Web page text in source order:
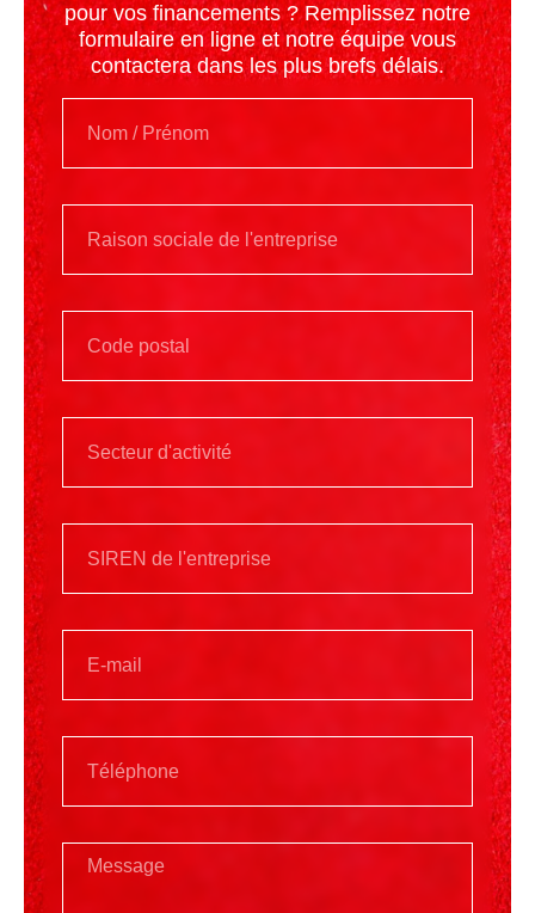
pour vos financements ? Remplissez notre
formulaire en ligne et notre équipe vous
contactera dans les plus brefs délais.